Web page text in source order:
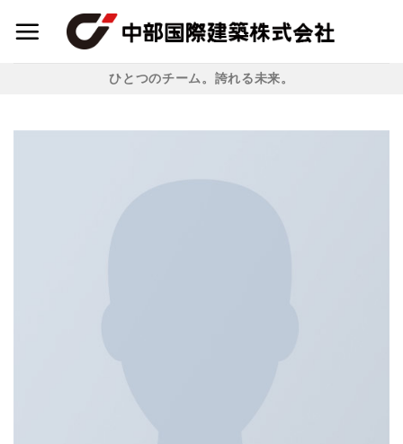
ひとつのチーム。誇れる未来。